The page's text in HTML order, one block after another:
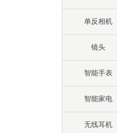
单反相机
镜头
智能手表
智能家电
无线耳机